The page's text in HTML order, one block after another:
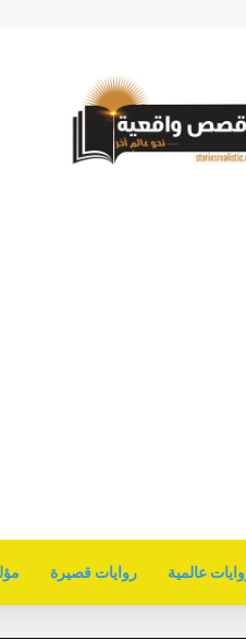
عالمية روايات قصيرة